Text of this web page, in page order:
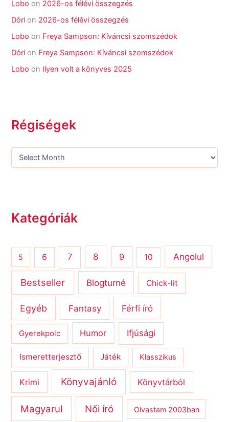
Lobo on 2026-os félévi összegzés
Dóri on 2026-os félévi összegzés
Lobo on Freya Sampson: Kíváncsi szomszédok
Dóri on Freya Sampson: Kíváncsi szomszédok
Lobo on Ilyen volt a könyves 2025
Régiségek
Kategóriák
5 6 7 8 9 10 Angolul
Bestseller Blogturné Chick-lit
Egyéb Fantasy Férfi író
Gyerekpolc Humor Ifjúsági
Ismeretterjesztő Játék Klasszikus
Krimi Könyvajánló Könyvtárból
Magyarul Női író Olvastam 2003ban